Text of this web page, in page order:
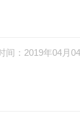
间：2019年04月